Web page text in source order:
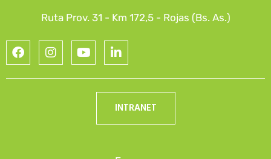
Ruta Prov. 31 - Km 172,5 - Rojas (Bs. As.)
INTRANET